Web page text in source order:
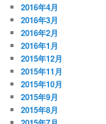
2016年4月
2016年3月
2016年2月
2016年1月
2015年12月
2015年11月
2015年10月
2015年9月
2015年8月